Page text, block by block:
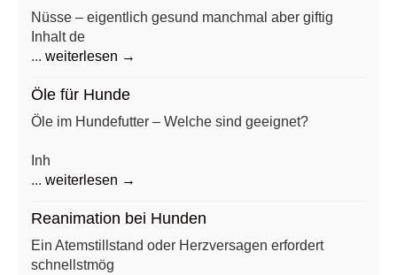
Nüsse – eigentlich gesund manchmal aber giftig
Inhalt de
... weiterlesen →
Öle für Hunde
Öle im Hundefutter – Welche sind geeignet?
Inh
... weiterlesen →
Reanimation bei Hunden
Ein Atemstillstand oder Herzversagen erfordert
schnellstmög